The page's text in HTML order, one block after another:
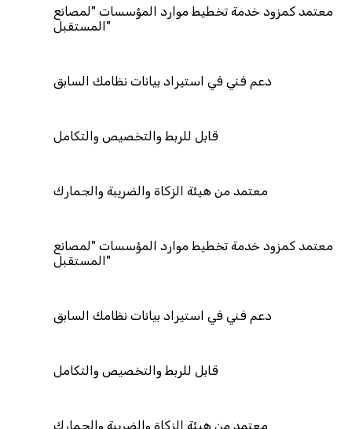
معتمد كمزود خدمة تخطيط موارد المؤسسات "لمصانع
المستقبل"
دعم فني في استيراد بيانات نظامك السابق
قابل للربط والتخصيص والتكامل
معتمد من هيئة الزكاة والضريبة والجمارك
معتمد كمزود خدمة تخطيط موارد المؤسسات "لمصانع
المستقبل"
دعم فني في استيراد بيانات نظامك السابق
قابل للربط والتخصيص والتكامل
معتمد من هيئة الزكاة والضريبة والجمارك